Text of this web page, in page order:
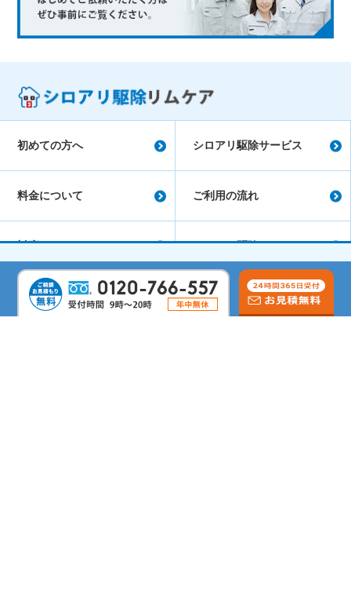
初めての方へ シロアリ駆除サービス
料金について ご利用の流れ
対応エリア シロアリ駆除コラム
会社概要 よくあるご質問